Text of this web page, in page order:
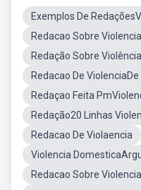
Exemplos De
Redacao Sobre
Redação Sobre
Redacao De
Redaçao Feita
Redação20 Linhas
Redacao De Violaencia
Violencia
Redacao Sobre